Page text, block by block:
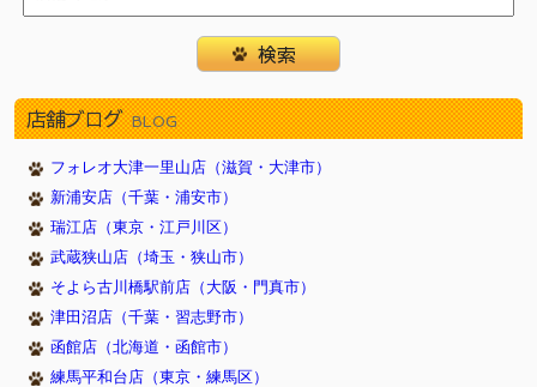
2026/06/06新しく１４頭やってきました！（瑞江店）
新しく１１頭やってきました！（武蔵狭山店）
2026/05/30新しく１２頭やってきました！（瑞江店）
2026/05/23
新しく８頭やってきました！（津田沼店）
2026/05/16 新しく１１頭やってきました！（武蔵狭山店）
2026/05/16新しく６頭やってきました！（津田沼店）
2026/05/16 新しく７頭やってきました！（イオン葛西店）
2026/05/09新しく７頭やってきました！（武蔵狭山店）
2026/05/09新しく８頭やってきました！（新浦安店）
店舗ブログ BLOG
フォレオ大津一里山店（滋賀・大津市）
新浦安店（千葉・浦安市）
瑞江店（東京・江戸川区）
武蔵狭山店（埼玉・狭山市）
そよら古川橋駅前店（大阪・門真市）
津田沼店（千葉・習志野市）
函館店（北海道・函館市）
練馬平和台店（東京・練馬区）